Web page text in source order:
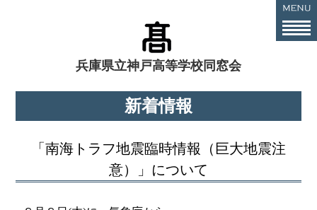
兵庫県立神戸高等学校同窓会
新着情報
「南海トラフ地震臨時情報（巨大地震注
意）」について